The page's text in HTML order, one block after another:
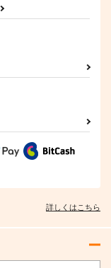
詳しくはこちら